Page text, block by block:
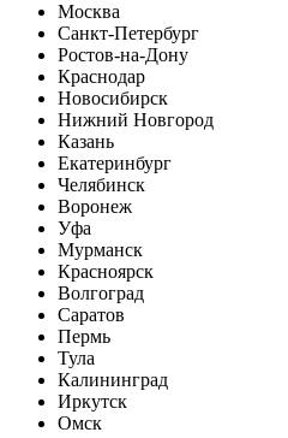
Москва
Санкт-Петербург
Ростов-на-Дону
Краснодар
Новосибирск
Нижний Новгород
Казань
Екатеринбург
Челябинск
Воронеж
Уфа
Мурманск
Красноярск
Волгоград
Саратов
Пермь
Тула
Калининград
Иркутск
Омск